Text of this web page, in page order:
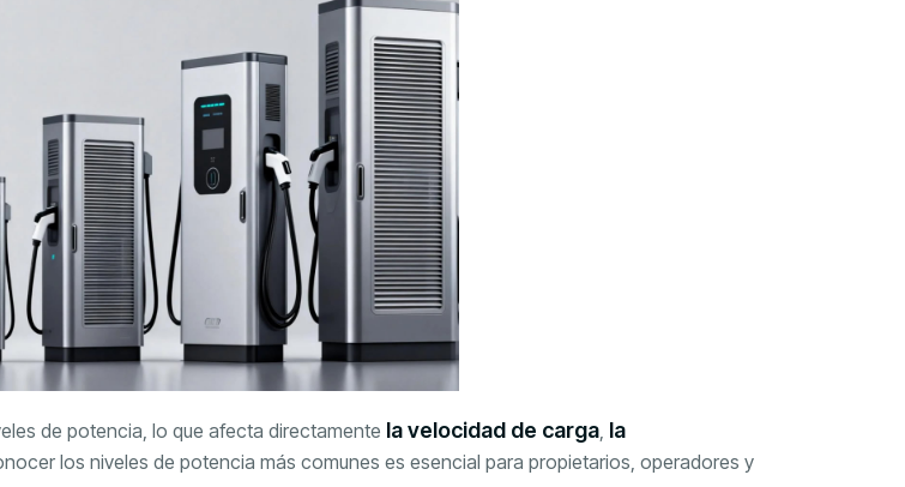
de potencia, lo que afecta directamente la velocidad de carga la
los niveles de potencia más comunes es esencial para propietarios, operadores y